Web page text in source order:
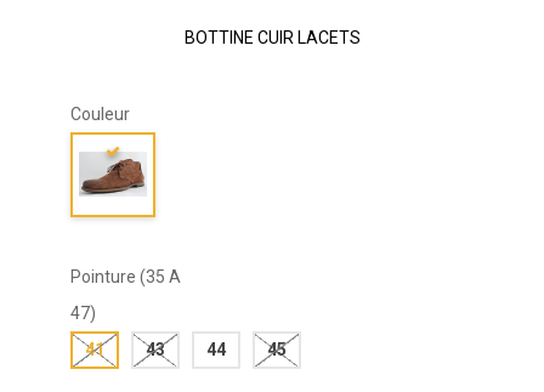
BOTTINE CUIR LACETS
Couleur
Pointure (35 A
47)
41
43 44 45